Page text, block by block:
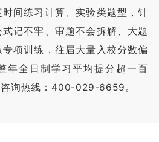
间练习计算、实验类题型，针
记不牢、审题不会拆解、大题
项训练，往届大量入校分数偏
年全日制学习平均提分超一百
询热线：400-029-6659。